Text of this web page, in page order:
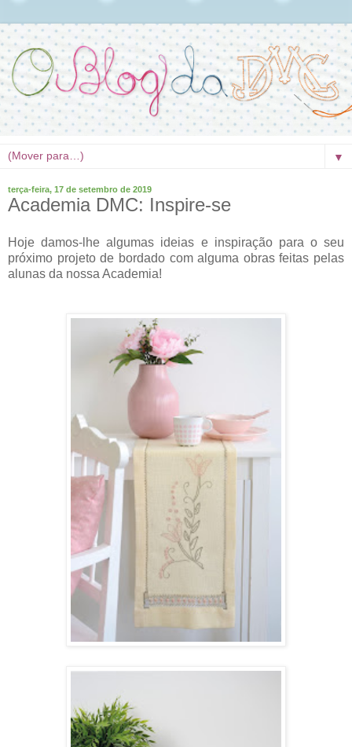
▼
terça-feira, 17 de setembro de 2019
Academia DMC: Inspire-se
Hoje damos-lhe algumas ideias e inspiração para o seu
próximo projeto de bordado com alguma obras feitas pelas
alunas da nossa Academia!